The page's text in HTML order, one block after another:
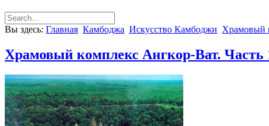
Вы здесь: Главная Камбоджа Искусство Камбоджи Храмовый
Храмовый комплекс Ангкор-Ват. Часть